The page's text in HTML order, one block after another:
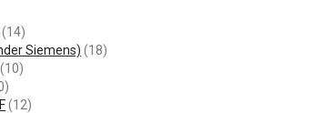
(14)
Siemens) (18)
(10)
(12)